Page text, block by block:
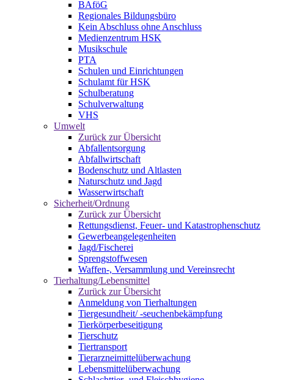
BAföG
Regionales Bildungsbüro
Kein Abschluss ohne Anschluss
Medienzentrum HSK
Musikschule
PTA
Schulen und Einrichtungen
Schulamt für HSK
Schulberatung
Schulverwaltung
VHS
Umwelt
Zurück zur Übersicht
Abfallentsorgung
Abfallwirtschaft
Bodenschutz und Altlasten
Naturschutz und Jagd
Wasserwirtschaft
Sicherheit/Ordnung
Zurück zur Übersicht
Rettungsdienst, Feuer- und Katastrophenschutz
Gewerbeangelegenheiten
Jagd/Fischerei
Sprengstoffwesen
Waffen-, Versammlung und Vereinsrecht
Tierhaltung/Lebensmittel
Zurück zur Übersicht
Anmeldung von Tierhaltungen
Tiergesundheit/ -seuchenbekämpfung
Tierkörperbeseitigung
Tierschutz
Tiertransport
Tierarzneimittelüberwachung
Lebensmittelüberwachung